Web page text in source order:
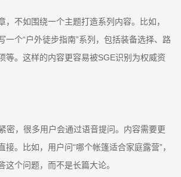
，不如围绕一个主题打造系列内容。比如，
一个“户外徒步指南”系列，包括装备选择、路
等。这样的内容更容易被SGE识别为权威资
密，很多用户会通过语音提问。内容需要更
接。比如，用户问“哪个帐篷适合家庭露营”，
这个问题，而不是长篇大论。